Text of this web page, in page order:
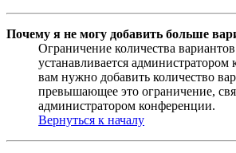
Почему я не могу добавить больше
Ограничение количества вариантов
устанавливается
вам нужно добавить количество
превышающее это ограничение,
администратором конференции.
Вернуться к началу